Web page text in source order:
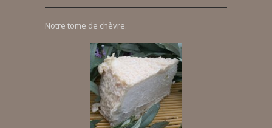
Notre tome de chèvre.